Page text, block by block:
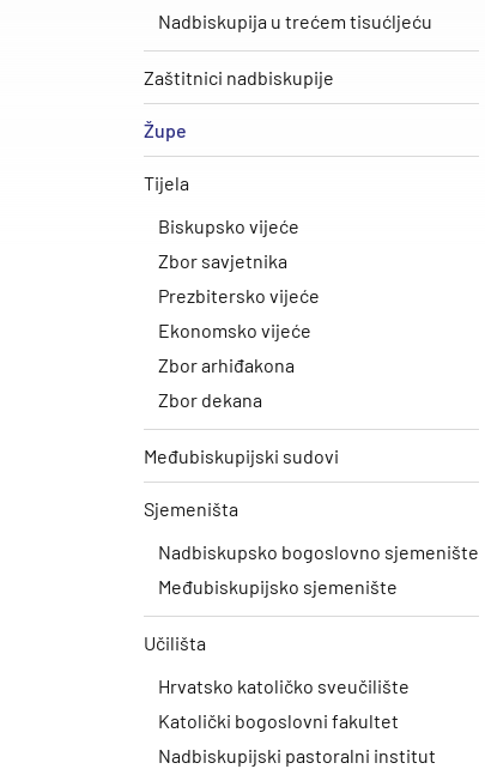
Nadbiskupija u trećem tisućljeću
Zaštitnici nadbiskupije
Župe
Tijela
Biskupsko vijeće
Zbor savjetnika
Prezbitersko vijeće
Ekonomsko vijeće
Zbor arhiđakona
Zbor dekana
Međubiskupijski sudovi
Sjemeništa
Nadbiskupsko bogoslovno sjemenište
Međubiskupijsko sjemenište
Učilišta
Hrvatsko katoličko sveučilište
Katolički bogoslovni fakultet
Nadbiskupijski pastoralni institut